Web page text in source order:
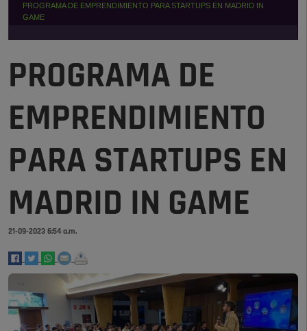
PROGRAMA DE EMPRENDIMIENTO PARA STARTUPS EN MADRID IN
GAME
PROGRAMA DE
EMPRENDIMIENTO
PARA STARTUPS EN
MADRID IN GAME
21-09-2023 6:54 a.m.